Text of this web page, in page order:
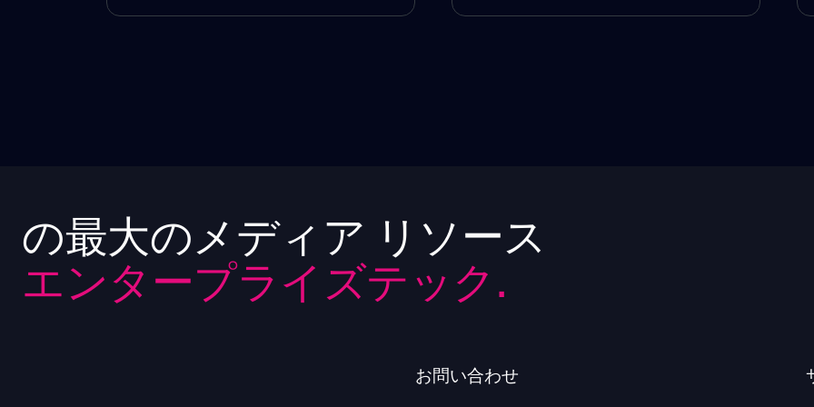
の最大のメディア リソース
エンタープライズテック.
お問い合わせ